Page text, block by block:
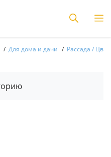
Для дома и дачи Рассада /